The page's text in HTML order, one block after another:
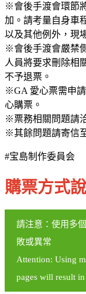
※會後手渡會環節
加。請考量自身車
以及其他例外，現
※會後手渡會嚴禁
人員將要求刪除相
不予退票。
※GA 愛心票需申
心購票。
※票務相關問題請
※其餘問題請寄信
#宝島制作委員会
購票方式
請注意：使用多
敗或異常
Attention: Using
pages will result